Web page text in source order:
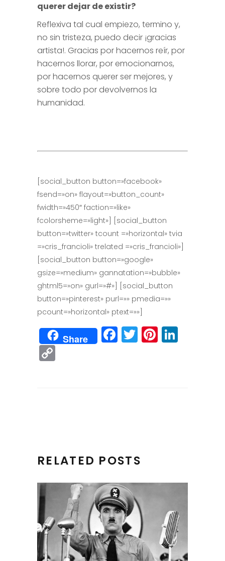
querer dejar de existir?
Reflexiva tal cual empiezo, termino y,
no sin tristeza, puedo decir ¡gracias
artista!. Gracias por hacernos reír, por
hacernos llorar, por emocionarnos,
por hacernos querer ser mejores, y
sobre todo por devolvernos la
humanidad.
[social_button button=»facebook»
fsend=»on» flayout=»button_count»
fwidth=»450″ faction=»like»
fcolorsheme=»light»] [social_button
button=»twitter» tcount =»horizontal» tvia
=»cris_francioli» trelated =»cris_francioli»]
[social_button button=»google»
gsize=»medium» gannatation=»bubble»
ghtml5=»on» gurl=»#»] [social_button
button=»pinterest» purl=»» pmedia=»»
pcount=»horizontal» ptext=»»]
Share Facebook
Twitter
RELATED POSTS